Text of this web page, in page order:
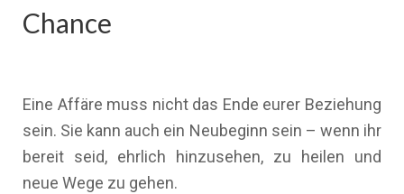
Chance
Eine Affäre muss nicht das Ende eurer Beziehung
sein. Sie kann auch ein Neubeginn sein – wenn ihr
bereit seid, ehrlich hinzusehen, zu heilen und
neue Wege zu gehen.